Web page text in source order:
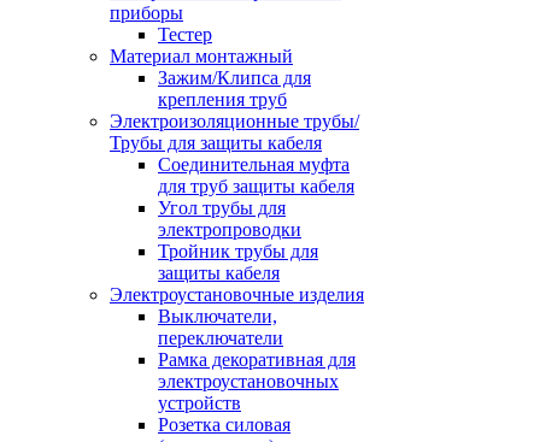
приборы
Тестер
Материал монтажный
Зажим/Клипса для
крепления труб
Электроизоляционные трубы/
Трубы для защиты кабеля
Соединительная муфта
для труб защиты кабеля
Угол трубы для
электропроводки
Тройник трубы для
защиты кабеля
Электроустановочные изделия
Выключатели,
переключатели
Рамка декоративная для
электроустановочных
устройств
Розетка силовая